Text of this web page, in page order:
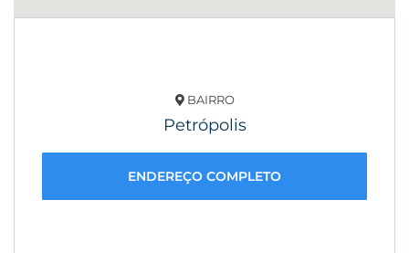
BAIRRO
Petrópolis
ENDEREÇO COMPLETO